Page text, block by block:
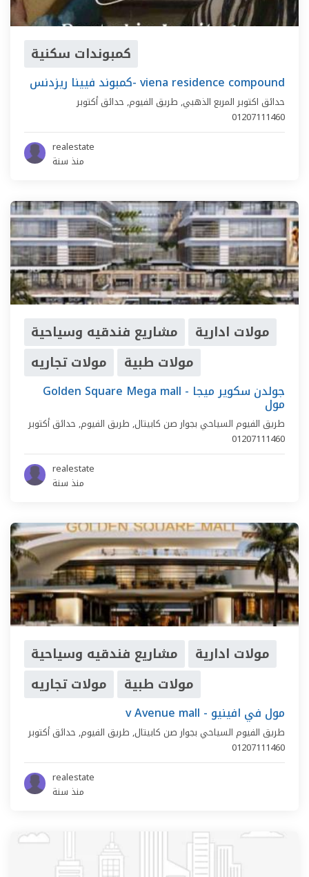
كمبوندات سكنية
كمبوند فيينا ريزدنس- viena residence compound
حدائق اكتوبر المربع الذهبي, طريق الفيوم, حدائق أكتوبر
01207111460
realestate
منذ سنة
مشاريع فندقيه وسياحية
مولات ادارية
مولات تجاريه
مولات طبية
Golden Square Mega mall - جولدن سكوير ميجا
مول
طريق الفيوم السياحي بجوار صن كابيتال, طريق الفيوم, حدائق أكتوبر
01207111460
realestate
منذ سنة
مشاريع فندقيه وسياحية
مولات ادارية
مولات تجاريه
مولات طبية
v Avenue mall - مول في افينيو
طريق الفيوم السياحي بجوار صن كابيتال, طريق الفيوم, حدائق أكتوبر
01207111460
realestate
منذ سنة